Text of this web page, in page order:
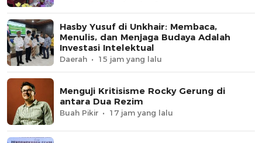
Hasby Yusuf di Unkhair: Membaca,
Menulis, dan Menjaga Budaya Adalah
Investasi Intelektual
Daerah 15 jam yang lalu
Menguji Kritisisme Rocky Gerung di
antara Dua Rezim
Buah Pikir 17 jam yang lalu